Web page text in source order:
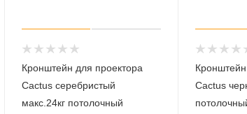
Кронштейн для проектора
Cactus серебристый
макс.24кг потолочный
Cactus